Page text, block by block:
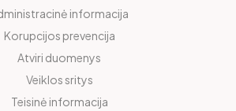
informacija
Korupcijos prevencija
Atviri duomenys
Veiklos sritys
Teisinė informacija